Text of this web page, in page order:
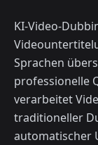
KI-Video-
Sprachen
professionelle
verarbeitet
traditioneller
automatischer